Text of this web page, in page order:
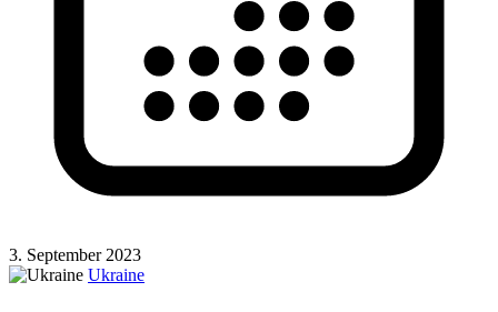
3. September 2023
Ukraine